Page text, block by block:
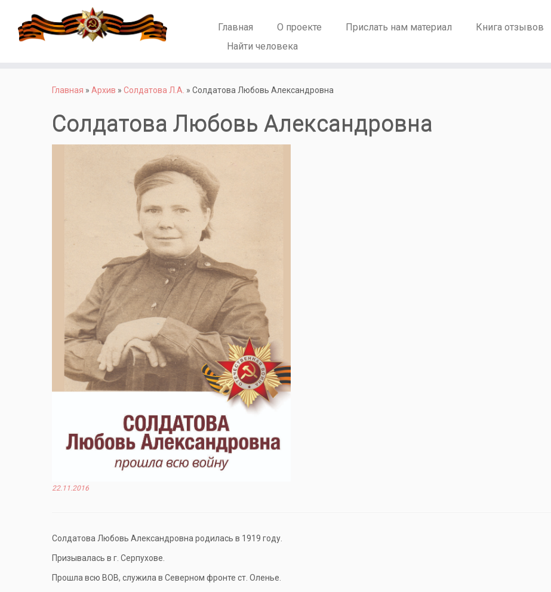
Главная О проекте Прислать нам материал Книга отзывов
Найти человека
Главная » Архив » Солдатова Л.А. » Солдатова Любовь Александровна
Солдатова Любовь Александровна
22.11.2016
Солдатова Любовь Александровна родилась в 1919 году.
Призывалась в г. Серпухове.
Прошла всю ВОВ, служила в Северном фронте ст. Оленье.